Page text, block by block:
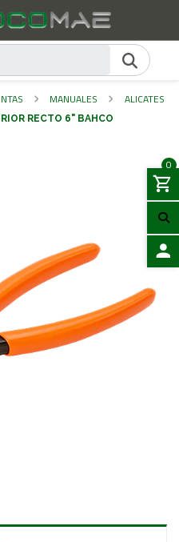
0
MANUALES ALICATES
RECTO 6" BAHCO